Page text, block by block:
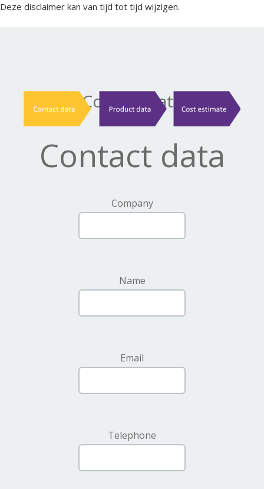
Deze disclaimer kan van tijd tot tijd wijzigen.
Contact data
Contact data
Company
Name
Email
Telephone